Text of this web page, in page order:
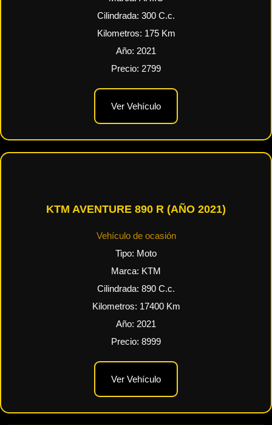
Cilindrada: 300 C.c.
Kilometros: 175Km
Año: 2021
Precio: 2799
Ver Vehículo
KTM AVENTURE 890 R (AÑO 2021)
Vehículo de ocasión
Tipo: Moto
Marca: KTM
Cilindrada: 890 C.c.
Kilometros: 17400Km
Año: 2021
Precio: 8999
Ver Vehículo